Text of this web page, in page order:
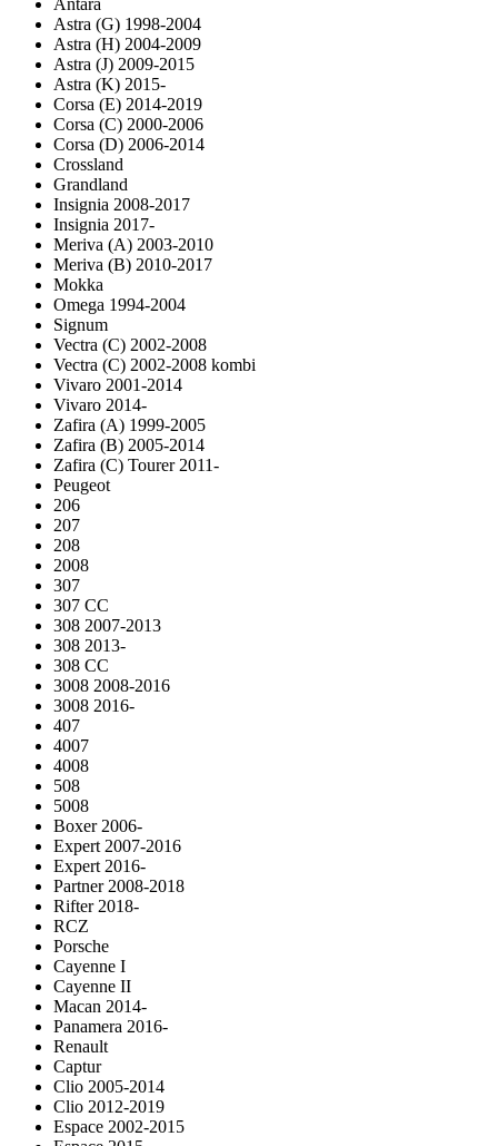
Antara
Astra (G) 1998-2004
Astra (H) 2004-2009
Astra (J) 2009-2015
Astra (K) 2015-
Corsa (E) 2014-2019
Corsa (C) 2000-2006
Corsa (D) 2006-2014
Crossland
Grandland
Insignia 2008-2017
Insignia 2017-
Meriva (A) 2003-2010
Meriva (B) 2010-2017
Mokka
Omega 1994-2004
Signum
Vectra (C) 2002-2008
Vectra (C) 2002-2008 kombi
Vivaro 2001-2014
Vivaro 2014-
Zafira (A) 1999-2005
Zafira (B) 2005-2014
Zafira (C) Tourer 2011-
Peugeot
206
207
208
2008
307
307 CC
308 2007-2013
308 2013-
308 CC
3008 2008-2016
3008 2016-
407
4007
4008
508
5008
Boxer 2006-
Expert 2007-2016
Expert 2016-
Partner 2008-2018
Rifter 2018-
RCZ
Porsche
Cayenne I
Cayenne II
Macan 2014-
Panamera 2016-
Renault
Captur
Clio 2005-2014
Clio 2012-2019
Espace 2002-2015